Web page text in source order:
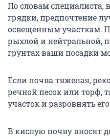
По словам специалиста,
грядки, предпочтение
освещенным участкам.
рыхлой и нейтральной,
грунтах ваши посадки
Если почва тяжелая,
речной песок или торф,
участок и разровнять
В кислую почву вносят